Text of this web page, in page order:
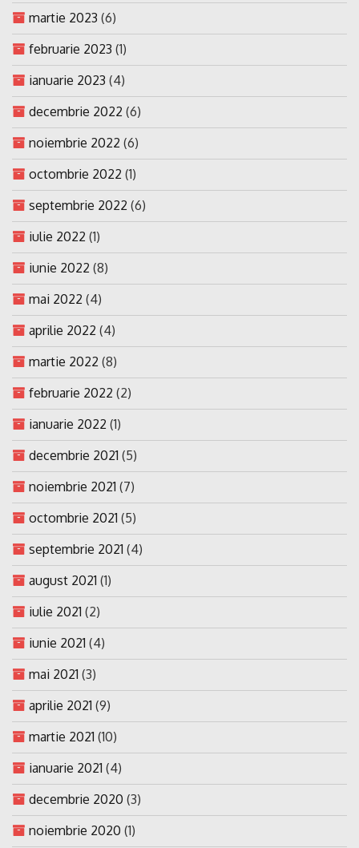
martie 2023 (6)
februarie 2023 (1)
ianuarie 2023 (4)
decembrie 2022 (6)
noiembrie 2022 (6)
octombrie 2022 (1)
septembrie 2022 (6)
iulie 2022 (1)
iunie 2022 (8)
mai 2022 (4)
aprilie 2022 (4)
martie 2022 (8)
februarie 2022 (2)
ianuarie 2022 (1)
decembrie 2021 (5)
noiembrie 2021 (7)
octombrie 2021 (5)
septembrie 2021 (4)
august 2021 (1)
iulie 2021 (2)
iunie 2021 (4)
mai 2021 (3)
aprilie 2021 (9)
martie 2021 (10)
ianuarie 2021 (4)
decembrie 2020 (3)
noiembrie 2020 (1)